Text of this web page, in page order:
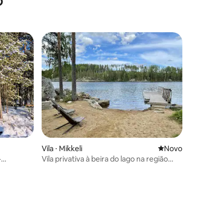
Vila ⋅ Mikkeli Novo lugar para
Novo
Vila privativa à beira do lago na região